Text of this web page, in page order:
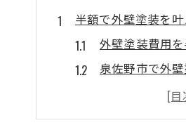
半額で外壁塗装を
外壁塗装費用
泉佐野市で外
外壁塗装とエ
空き家補助金